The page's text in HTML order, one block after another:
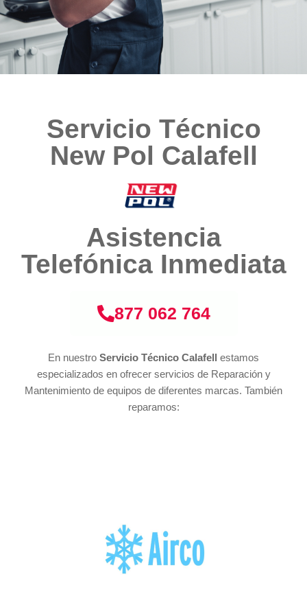
Servicio Técnico
New Pol Calafell
Asistencia
Telefónica Inmediata
877 062 764
En nuestro Servicio Técnico Calafell estamos
especializados en ofrecer servicios de Reparación y
Mantenimiento de equipos de diferentes marcas. También
reparamos: